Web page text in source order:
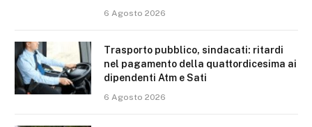
6 Agosto 2026
Trasporto pubblico, sindacati: ritardi
nel pagamento della quattordicesima ai
dipendenti Atm e Sati
6 Agosto 2026